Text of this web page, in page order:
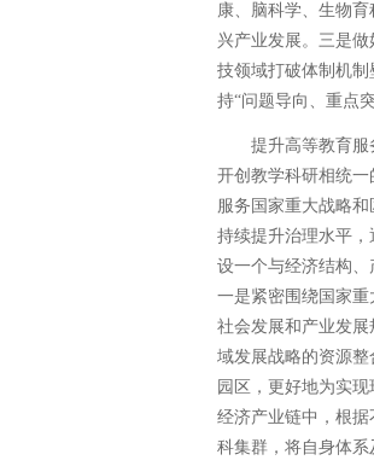
康、脑科学、生物
兴产业发展。三是
技领域打破体制机
持“问题导向、重点
提升高等教育
开创教学科研相统一
服务国家重大战略
持续提升治理水平
设一个与经济结构
一是紧密围绕国家
社会发展和产业发
域发展战略的资源
园区，更好地为实
经济产业链中，根
科集群，将自身体